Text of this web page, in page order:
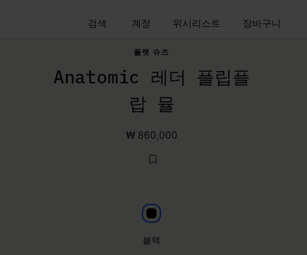
검색 계정 위시리스트 장바구니
플랫 슈즈
Anatomic 레더 플립플
랍 뮬
₩ 860,000
블랙
블랙